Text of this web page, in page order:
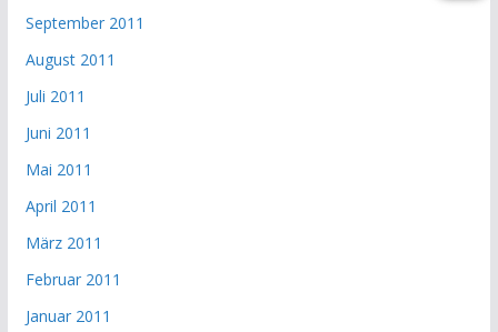
September 2011
August 2011
Juli 2011
Juni 2011
Mai 2011
April 2011
März 2011
Februar 2011
Januar 2011